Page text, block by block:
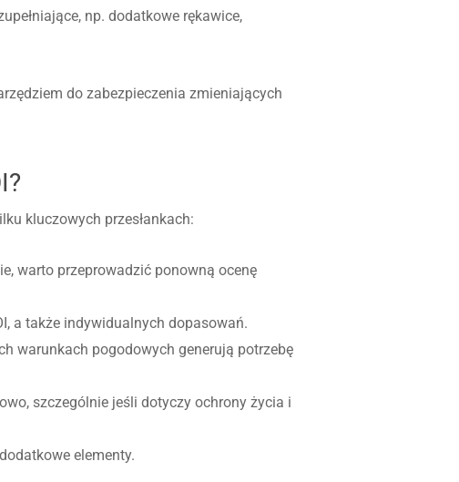
np. dodatkowe rękawice,
do zabezpieczenia zmieniających
kluczowych przesłankach:
warto przeprowadzić ponowną ocenę
a także indywidualnych dopasowań.
warunkach pogodowych generują potrzebę
szczególnie jeśli dotyczy ochrony życia i
elementy.